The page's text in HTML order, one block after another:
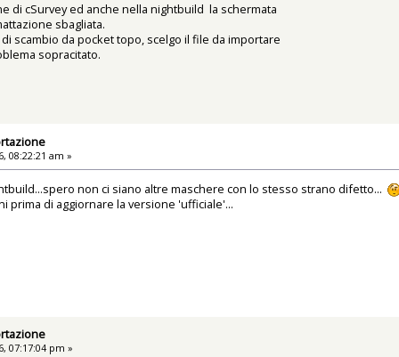
di cSurvey ed anche nella nightbuild la schermata
sbagliata.
scambio da pocket topo, scelgo il file da importare
sopracitato.
08:22:21 am »
non ci siano altre maschere con lo stesso strano difetto...
prima di aggiornare la versione 'ufficiale'...
07:17:04 pm »